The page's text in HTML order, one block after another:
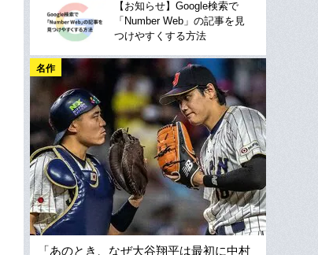
【お知らせ】Google検索で
「Number Web」の記事を見
つけやすくする方法
名作
「あのとき、なぜ大谷翔平は最初に中村